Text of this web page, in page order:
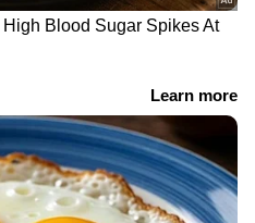
ദിവസം രാവിലെ
മഞ്ഞ ചേർത്ത്
നന്നായി മസാജ്
ശേഷം ഷാംമ്പൂ